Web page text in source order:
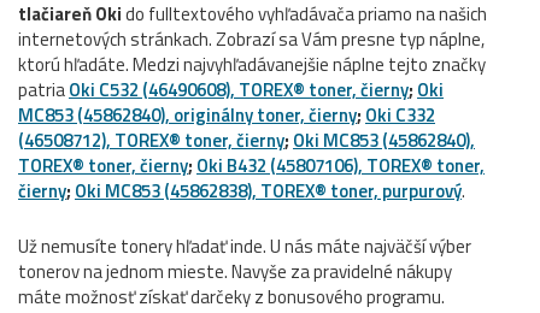
tlačiareň Okido fulltextového vyhľadávača priamo na našich
internetových stránkach. Zobrazí sa Vám presne typ náplne,
ktorú hľadáte. Medzi najvyhľadávanejšie náplne tejto značky
patriaOki C532 (46490608), TOREX® toner, čierny; Oki
MC853 (45862840), originálny toner, čierny; Oki C332
(46508712), TOREX® toner, čierny; Oki MC853 (45862840),
TOREX® toner, čierny; Oki B432 (45807106), TOREX® toner,
čierny; Oki MC853 (45862838), TOREX® toner, purpurový.
Už nemusíte tonery hľadať inde. U nás máte najväčší výber
tonerov na jednom mieste. Navyše za pravidelné nákupy
máte možnosť získať darčeky z bonusového programu.